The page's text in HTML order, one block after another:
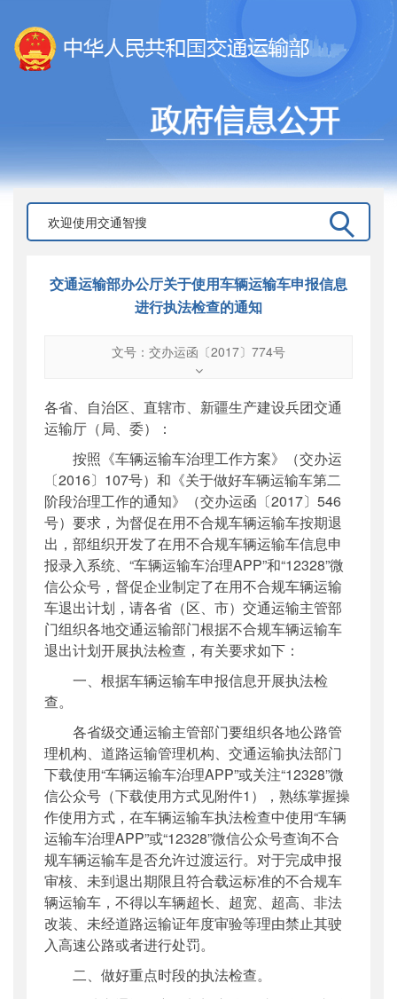
交通运输部办公厅关于使用车辆运输车申报信息
进行执法检查的通知
文号：交办运函〔2017〕774号
交办运函〔2017〕774号
公开日期：2017年06月06日
主题词 ：
机构分类：运输服务司
主题分类：安全质量
公文类型 ：部办公厅函
各省、自治区、直辖市、新疆生产建设兵团交通
运输厅（局、委）：
按照《车辆运输车治理工作方案》（交办运
〔2016〕107号）和《关于做好车辆运输车第二
阶段治理工作的通知》（交办运函〔2017〕546
号）要求，为督促在用不合规车辆运输车按期退
出，部组织开发了在用不合规车辆运输车信息申
报录入系统、“车辆运输车治理APP”和“12328”微
信公众号，督促企业制定了在用不合规车辆运输
车退出计划，请各省（区、市）交通运输主管部
门组织各地交通运输部门根据不合规车辆运输车
退出计划开展执法检查，有关要求如下：
一、根据车辆运输车申报信息开展执法检
查。
各省级交通运输主管部门要组织各地公路管
理机构、道路运输管理机构、交通运输执法部门
下载使用“车辆运输车治理APP”或关注“12328”微
信公众号（下载使用方式见附件1），熟练掌握操
作使用方式，在车辆运输车执法检查中使用“车辆
运输车治理APP”或“12328”微信公众号查询不合
规车辆运输车是否允许过渡运行。对于完成申报
审核、未到退出期限且符合载运标准的不合规车
辆运输车，不得以车辆超长、超宽、超高、非法
改装、未经道路运输证年度审验等理由禁止其驶
入高速公路或者进行处罚。
二、做好重点时段的执法检查。